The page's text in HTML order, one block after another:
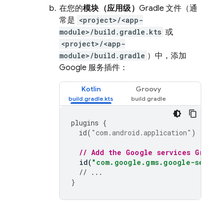
在您的模块（应用级） Gradle 文件（通
常是 <project>/<app-
module>/build.gradle.kts 或
<project>/<app-
module>/build.gradle ）中，添加
Google 服务插件：
Kotlin Groovy
plugins {
id( "com.android.application" )
// Add the Google services
id( "com.google.gms.google-
// ...
}